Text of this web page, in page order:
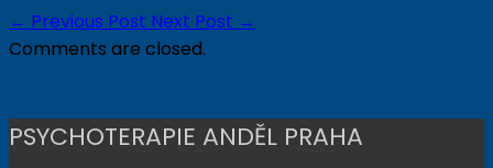
← Previous Post Next Post →
Comments are closed.
PSYCHOTERAPIE ANDĚL PRAHA